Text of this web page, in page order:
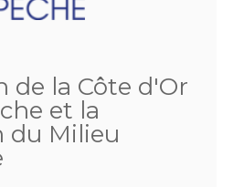
de la Côte d'Or
et la
du Milieu